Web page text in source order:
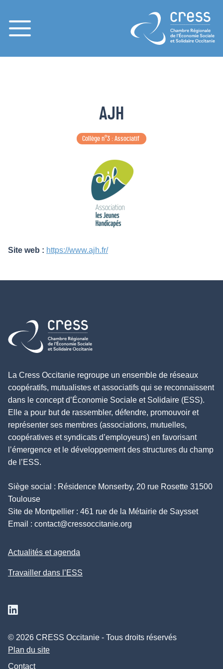
Menu
AJH
Collège n°3 : Associatif
Site web : https://www.ajh.fr/
Retour à l'accueil
La Cress Occitanie regroupe un ensemble de réseaux
coopératifs, mutualistes et associatifs qui se reconnaissent
dans le concept d’Économie Sociale et Solidaire (ESS).
Elle a pour but de rassembler, défendre, promouvoir et
représenter ses membres (associations, mutuelles,
coopératives et syndicats d’employeurs) en favorisant
l’émergence et le développement des structures du champ
de l’ESS.
Siège social : Résidence Monserby, 20 rue Rosette 31500
Toulouse
Site de Montpellier : 461 rue de la Métairie de Saysset
Email : contact@cressoccitanie.org
Actualités et agenda
Travailler dans l’ESS
© 2026 CRESS Occitanie - Tous droits réservés
Plan du site
Contact